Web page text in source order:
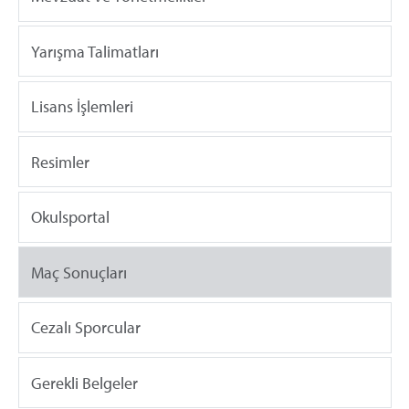
Yarışma Talimatları
Lisans İşlemleri
Resimler
Okulsportal
Maç Sonuçları
Cezalı Sporcular
Gerekli Belgeler